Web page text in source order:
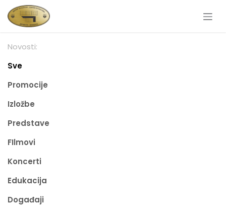
Skip to Content
Novosti:
Sve
Promocije
Izložbe
Predstave
FIlmovi
Koncerti
Edukacija
Događaji